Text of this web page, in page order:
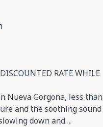
RATE WHILE
Nueva Gorgona, less than
and the soothing sound
down and...